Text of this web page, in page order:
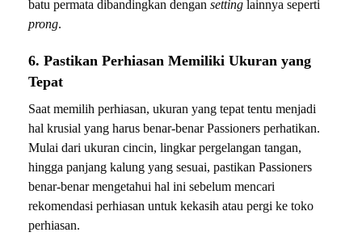
batu permata dibandingkan dengan setting lainnya seperti
prong.
6. Pastikan Perhiasan Memiliki Ukuran yang
Tepat
Saat memilih perhiasan, ukuran yang tepat tentu menjadi
hal krusial yang harus benar-benar Passioners perhatikan.
Mulai dari ukuran cincin, lingkar pergelangan tangan,
hingga panjang kalung yang sesuai, pastikan Passioners
benar-benar mengetahui hal ini sebelum mencari
rekomendasi perhiasan untuk kekasih atau pergi ke toko
perhiasan.